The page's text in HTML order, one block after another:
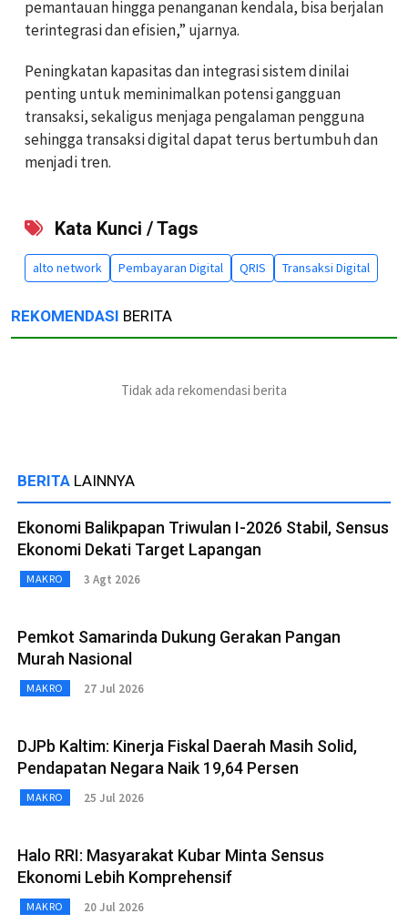
pemantauan hingga penanganan kendala, bisa berjalan
terintegrasi dan efisien,” ujarnya.
Peningkatan kapasitas dan integrasi sistem dinilai
penting untuk meminimalkan potensi gangguan
transaksi, sekaligus menjaga pengalaman pengguna
sehingga transaksi digital dapat terus bertumbuh dan
menjadi tren.
Kata Kunci / Tags
alto network Pembayaran Digital QRIS Transaksi Digital
REKOMENDASI BERITA
Tidak ada rekomendasi berita
BERITA LAINNYA
Ekonomi Balikpapan Triwulan I-2026 Stabil, Sensus
Ekonomi Dekati Target Lapangan
MAKRO 3 Agt 2026
Pemkot Samarinda Dukung Gerakan Pangan
Murah Nasional
MAKRO 27 Jul 2026
DJPb Kaltim: Kinerja Fiskal Daerah Masih Solid,
Pendapatan Negara Naik 19,64 Persen
MAKRO 25 Jul 2026
Halo RRI: Masyarakat Kubar Minta Sensus
Ekonomi Lebih Komprehensif
MAKRO 20 Jul 2026